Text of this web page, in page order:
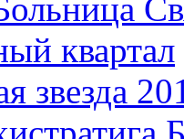
квартал
звезда